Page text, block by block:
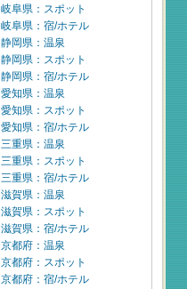
岐阜県：スポット
岐阜県：宿/ホテル
静岡県：温泉
静岡県：スポット
静岡県：宿/ホテル
愛知県：温泉
愛知県：スポット
愛知県：宿/ホテル
三重県：温泉
三重県：スポット
三重県：宿/ホテル
滋賀県：温泉
滋賀県：スポット
滋賀県：宿/ホテル
京都府：温泉
京都府：スポット
京都府：宿/ホテル